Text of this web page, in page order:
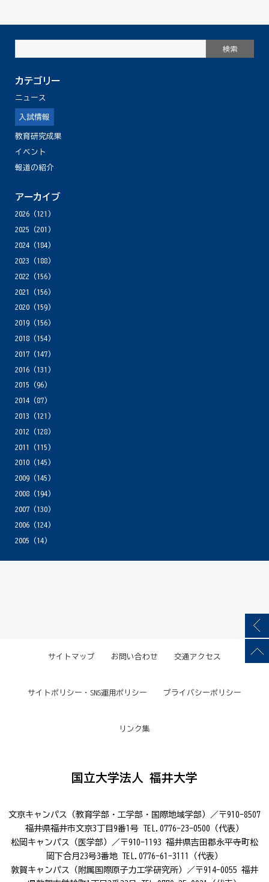
カテゴリー
ニュース
入試情報
教育研究成果
イベント
報道の紹介
アーカイブ
2026(121)
2025 (201)
2024(184)
2023 (188)
2022 (156)
2021
(156)
2020(159)
2019(156)
2018(154)
2017(147)
2016(131)
2015 (96)
2014(87)
2013 (121)
2012 (128)
2011
(115)
2010(145)
2009(145)
2008(194)
2007(130)
2006(124)
2005 (14)
サイトマップ お問い合わせ 交通アクセス
サイトポリシー・SNS運用ポリシー プライバシーポリシー
リンク集
国立大学法人 福井大学
文京キャンパス（教育学部・工学部・国際地域学部）／〒910-8507
福井県福井市文京3丁目9番1号 TEL.0776-23-0500（代表）
松岡キャンパス（医学部）／〒910-1193 福井県吉田郡永平寺町松
岡下合月23号3番地 TEL.0776-61-3111（代表）
敦賀キャンパス（附属国際原子力工学研究所）／〒914-0055 福井